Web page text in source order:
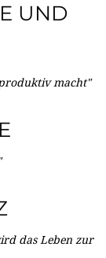
UND
macht"
das Leben zur